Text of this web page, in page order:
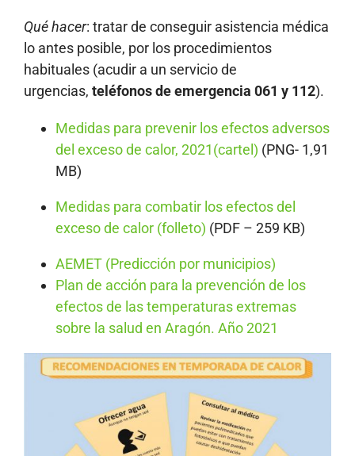
Qué hacer: tratar de conseguir asistencia médica
lo antes posible, por los procedimientos
habituales (acudir a un servicio de
urgencias, teléfonos de emergencia 061 y 112).
Medidas para prevenir los efectos adversos
del exceso de calor, 2021(cartel) (PNG- 1,91
MB)
Medidas para combatir los efectos del
exceso de calor (folleto) (PDF – 259 KB)
AEMET (Predicción por municipios)
Plan de acción para la prevención de los
efectos de las temperaturas extremas
sobre la salud en Aragón. Año 2021